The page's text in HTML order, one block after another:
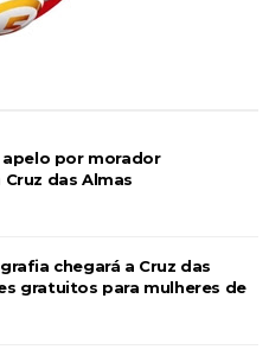
por morador
das Almas
chegará a Cruz das
gratuitos para mulheres de